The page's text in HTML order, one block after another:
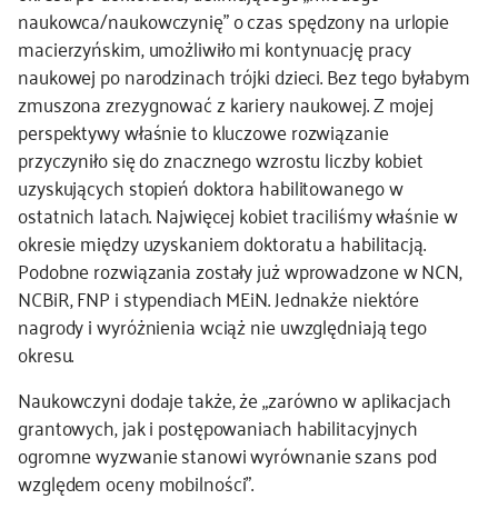
naukowca/naukowczynię” o czas spędzony na urlopie
macierzyńskim, umożliwiło mi kontynuację pracy
naukowej po narodzinach trójki dzieci. Bez tego byłabym
zmuszona zrezygnować z kariery naukowej. Z mojej
perspektywy właśnie to kluczowe rozwiązanie
przyczyniło się do znacznego wzrostu liczby kobiet
uzyskujących stopień doktora habilitowanego w
ostatnich latach. Najwięcej kobiet traciliśmy właśnie w
okresie między uzyskaniem doktoratu a habilitacją.
Podobne rozwiązania zostały już wprowadzone w NCN,
NCBiR, FNP i stypendiach MEiN. Jednakże niektóre
nagrody i wyróżnienia wciąż nie uwzględniają tego
okresu.
Naukowczyni dodaje także, że „zarówno w aplikacjach
grantowych, jak i postępowaniach habilitacyjnych
ogromne wyzwanie stanowi wyrównanie szans pod
względem oceny mobilności”.